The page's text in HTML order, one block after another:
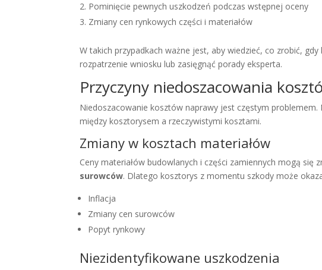
Pominięcie pewnych uszkodzeń podczas wstępnej oceny
Zmiany cen rynkowych części i materiałów
W takich przypadkach ważne jest, aby wiedzieć, co zrobić,
rozpatrzenie wniosku lub zasięgnąć porady eksperta.
Przyczyny niedoszacowania
Niedoszacowanie kosztów naprawy jest częstym problemem.
między kosztorysem a rzeczywistymi kosztami.
Zmiany w kosztach materiałów
Ceny materiałów budowlanych i części zamiennych mogą się
surowców. Dlatego kosztorys z momentu szkody może
Inflacja
Zmiany cen surowców
Popyt rynkowy
Niezidentyfikowane uszkodzenia